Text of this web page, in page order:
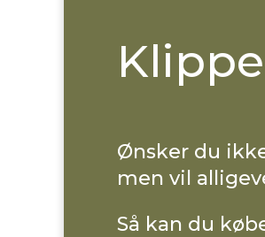
Ønsker du
men vil
Så kan du